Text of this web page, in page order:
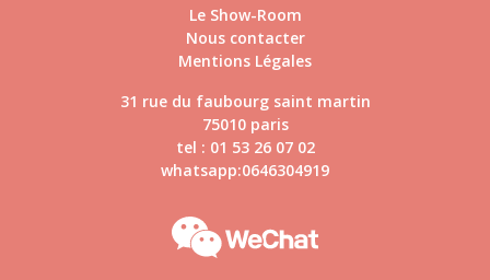
Le Show-Room
Nous contacter
Mentions Légales
31 rue du faubourg saint martin
75010 paris
tel : 01 53 26 07 02
whatsapp:0646304919